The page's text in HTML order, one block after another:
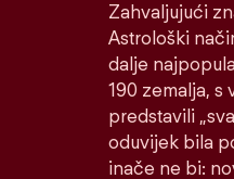
Zahvaljujući
Astrološki
dalje
190 zemalja, s
predstavili
oduvijek bila
inače ne bi: